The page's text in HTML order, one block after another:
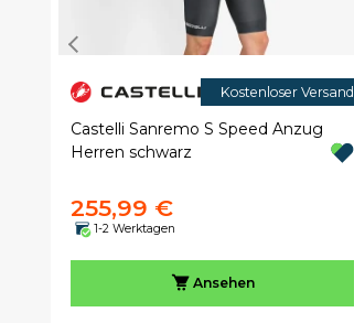
Kostenloser Versand
Castelli Sanremo S Speed Anzug
Herren schwarz
255,99 €
1-2 Werktagen
Ansehen